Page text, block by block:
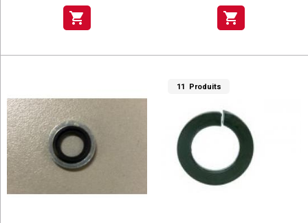
shopping_cart shopping_cart
11 Produits